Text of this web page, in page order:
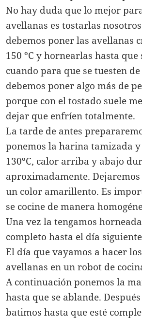
No hay duda que lo mejor
avellanas es tostarlas
debemos poner las avellanas
150 ºC y hornearlas hasta
cuando para que se tuesten
debemos poner algo más de
porque con el tostado suele
dejar que enfríen totalmente.
La tarde de antes
ponemos la harina tamizada
130ºC, calor arriba y abajo
aproximadamente.
un color amarillento. Es
se cocine de manera
Una vez la tengamos
completo hasta el día
El día que vayamos a hacer
avellanas en un robot de
A continuación ponemos la
hasta que se ablande.
batimos hasta que esté